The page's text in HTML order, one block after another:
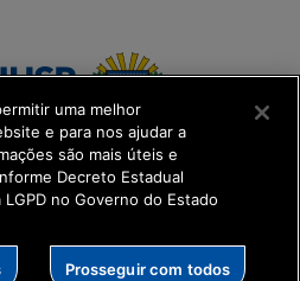
uma melhor
e para nos ajudar a
são mais úteis e
Decreto Estadual
no Governo do Estado
Prosseguir com todos